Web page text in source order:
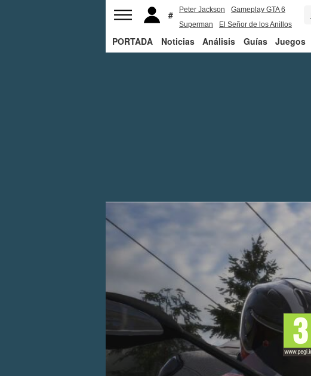
Peter Jackson
Gameplay GTA 6
Superman
El Señor de los Anillos
PORTADA Noticias Análisis Guías Juegos